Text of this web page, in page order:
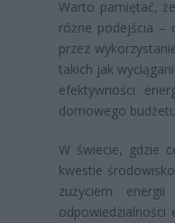
Warto pamiętać,
różne podejścia –
przez
takich jak
efektywności
domowego
W świecie, gdzie
kwestie
zużyciem